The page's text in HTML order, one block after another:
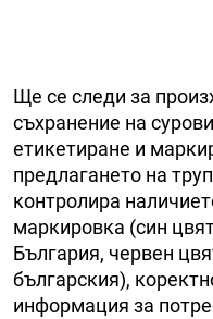
Ще се следи за
съхранение на
етикетиране и
предлагането на
контролира
маркировка (син
България, червен
българския),
информация за